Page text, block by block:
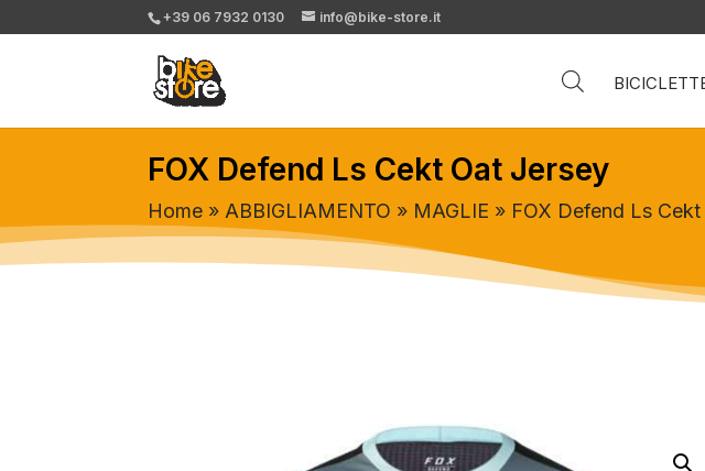
+39 06 7932 0130 info@bike-store.it
FOX Defend Ls Cekt Oat Jersey
Home » ABBIGLIAMENTO » MAGLIE » FOX Defend Ls